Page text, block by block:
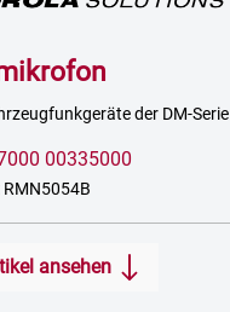
der DM-Serie
00335000
ansehen